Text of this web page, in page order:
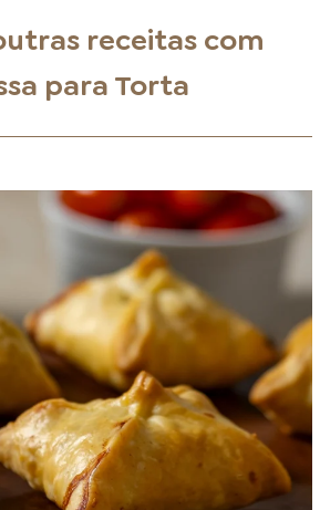
receitas com
para Torta